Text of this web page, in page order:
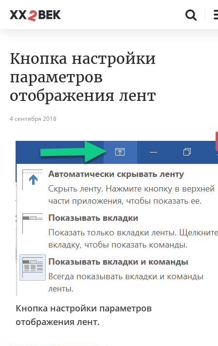
Кнопка настройки
параметров
отображения лент
4 сентября 2018
Кнопка настройки параметров
отображения лент.